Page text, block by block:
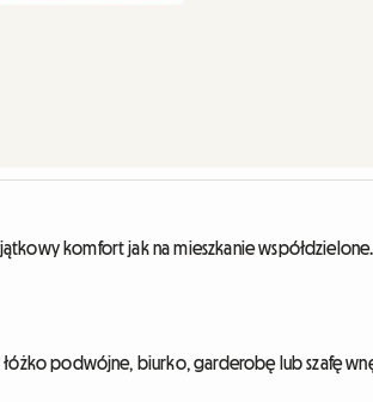
komfort jak na mieszkanie współdzielone.
łóżko podwójne, biurko, garderobę lub szafę